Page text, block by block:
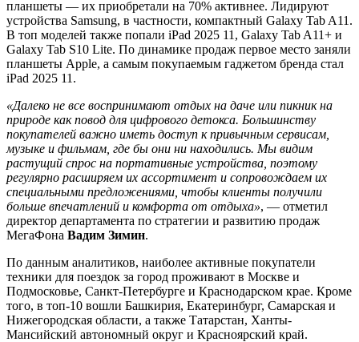
планшеты — их приобретали на 70% активнее. Лидируют
устройства Samsung, в частности, компактный Galaxy Tab A11.
В топ моделей также попали iPad 2025 11, Galaxy Tab A11+ и
Galaxy Tab S10 Lite. По динамике продаж первое место заняли
планшеты Apple, а самым покупаемым гаджетом бренда стал
iPad 2025 11.
«Далеко не все воспринимают отдых на даче или пикник на
природе как повод для цифрового детокса. Большинству
покупателей важно иметь доступ к привычным сервисам,
музыке и фильмам, где бы они ни находились. Мы видим
растущий спрос на портативные устройства, поэтому
регулярно расширяем их ассортимент и сопровождаем их
специальными предложениями, чтобы клиенты получили
больше впечатлений и комфорта от отдыха», — отметил
директор департамента по стратегии и развитию продаж
МегаФона Вадим Зимин.
По данным аналитиков, наиболее активные покупатели
техники для поездок за город проживают в Москве и
Подмосковье, Санкт‑Петербурге и Краснодарском крае. Кроме
того, в топ-10 вошли Башкирия, Екатеринбург, Самарская и
Нижегородская области, а также Татарстан, Ханты-
Мансийский автономный округ и Красноярский край.